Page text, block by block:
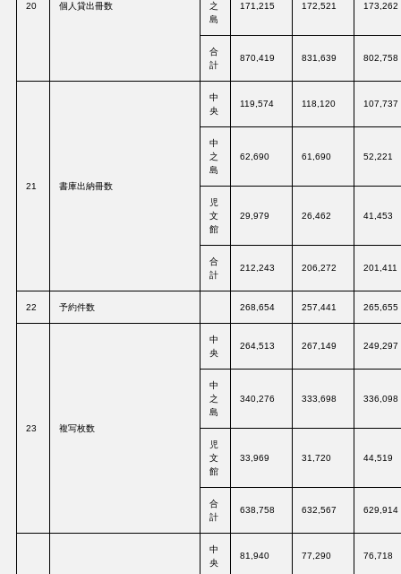
20 個人貸出冊数
之
島
171,215 172,521 173,262
合
計
870,419 831,639 802,758
21 書庫出納冊数
中
央
119,574 118,120 107,737
中
之
島
62,690 61,690 52,221
児
文
館
29,979 26,462 41,453
合
計
212,243 206,272 201,411
22 予約件数 268,654 257,441 265,655
23 複写枚数
中
央
264,513 267,149 249,297
中
之
島
340,276 333,698 336,098
児
文
館
33,969 31,720 44,519
合
計
638,758 632,567 629,914
中
央
81,940 77,290 76,718